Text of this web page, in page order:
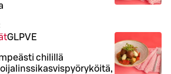
GLPVE
chilillä